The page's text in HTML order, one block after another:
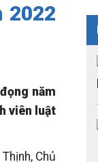
2022
năm
viên luật
Chủ